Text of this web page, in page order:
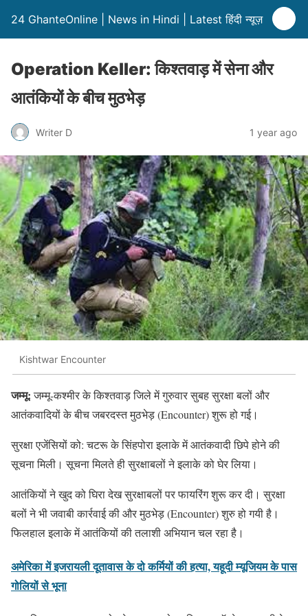
24 GhanteOnline | News in Hindi | Latest हिंदी न्यूज़
Operation Keller: किश्तवाड़ में सेना और
आतंकियों के बीच मुठभेड़
Writer D 1 year ago
Kishtwar Encounter
जम्मू:जम्मू-कश्मीर के किश्तवाड़ जिले में गुरुवार सुबह सुरक्षा बलों और
आतंकवादियों के बीच जबरदस्त मुठभेड़ (Encounter) शुरू हो गई।
सुरक्षा एजेंसियों को: चटरू के सिंहपोरा इलाके में आतंकवादी छिपे होने की
सूचना मिली। सूचना मिलते ही सुरक्षाबलों ने इलाके को घेर लिया।
आतंकियों ने खुद को घिरा देख सुरक्षाबलों पर फायरिंग शुरू कर दी। सुरक्षा
बलों ने भी जवाबी कार्रवाई की और मुठभेड़ (Encounter) शुरु हो गयी है।
फिलहाल इलाके में आतंकियों की तलाशी अभियान चल रहा है।
अमेरिका में इजरायली दूतावास के दो कर्मियों की हत्या, यहूदी म्यूजियम के पास
गोलियों से भूना